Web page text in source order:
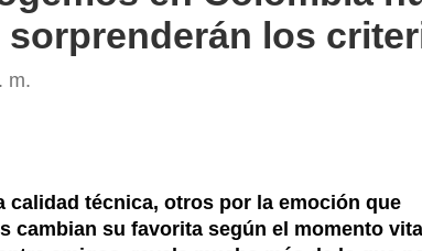
sorprenderán los
m.
calidad técnica, otros por la emoción que
cambian su favorita según el momento